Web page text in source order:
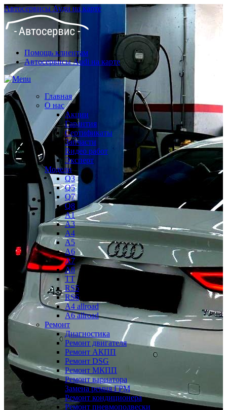
Автосервисы Ауди на карте
Помощь клиентам
Автосервисы Audi на карте
Главная
О нас
Акции
Гарантия
Сертификаты
Запчасти
Видео работ
Эксперт
Модели
Q3
Q5
Q7
Q8
A1
A3
A4
A5
A6
A7
A8
TT
RS5
RS6
A4 allroad
A6 allroad
Ремонт
Диагностика
Ремонт двигателя
Ремонт АКПП
Ремонт DSG
Ремонт МКПП
Ремонт вариатора
Замена ремня ГРМ
Ремонт кондиционера
Ремонт пневмоподвески